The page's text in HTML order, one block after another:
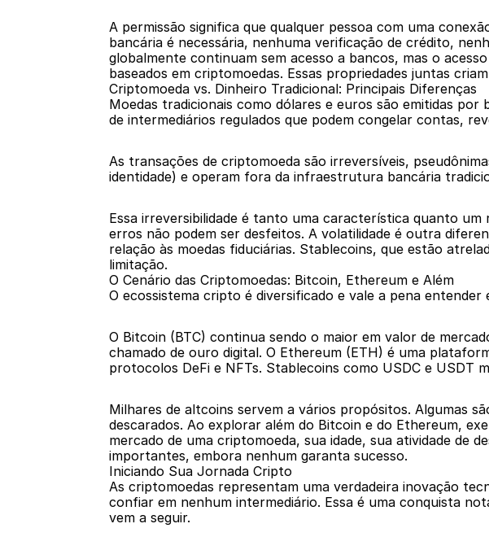
A permissão significa que qualquer pessoa com uma
bancária é necessária, nenhuma verificação de crédito,
globalmente continuam sem acesso a bancos, mas o
baseados em criptomoedas. Essas propriedades juntas
Criptomoeda vs. Dinheiro Tradicional: Principais Diferenças
Moedas tradicionais como dólares e euros são emitidas
de intermediários regulados que podem congelar contas,
As transações de criptomoeda são irreversíveis,
identidade) e operam fora da infraestrutura bancária
Essa irreversibilidade é tanto uma característica quanto
erros não podem ser desfeitos. A volatilidade é outra
relação às moedas fiduciárias. Stablecoins, que estão
limitação.
O Cenário das Criptomoedas: Bitcoin, Ethereum e Além
O ecossistema cripto é diversificado e vale a pena
O Bitcoin (BTC) continua sendo o maior em valor de
chamado de ouro digital. O Ethereum (ETH) é uma
protocolos DeFi e NFTs. Stablecoins como USDC e USDT
Milhares de altcoins servem a vários propósitos. Algumas
descarados. Ao explorar além do Bitcoin e do Ethereum,
mercado de uma criptomoeda, sua idade, sua atividade de
importantes, embora nenhum garanta sucesso.
Iniciando Sua Jornada Cripto
As criptomoedas representam uma verdadeira inovação
confiar em nenhum intermediário. Essa é uma conquista
vem a seguir.